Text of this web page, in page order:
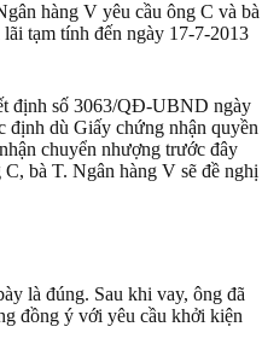
hàng V yêu cầu ông C và bà
tạm tính đến ngày 17-7-2013
định số 3063/QĐ-UBND ngày
định dù Giấy chứng nhận quyền
chuyển nhượng trước đây
bà T. Ngân hàng V sẽ đề nghị
là đúng. Sau khi vay, ông đã
đồng ý với yêu cầu khởi kiện